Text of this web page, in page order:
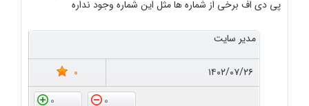
پی دی اف برخی از شماره ها مثل این شماره وجود نداره
مدیر سایت
۱۴۰۲/۰۷/۲۶
0
0
0